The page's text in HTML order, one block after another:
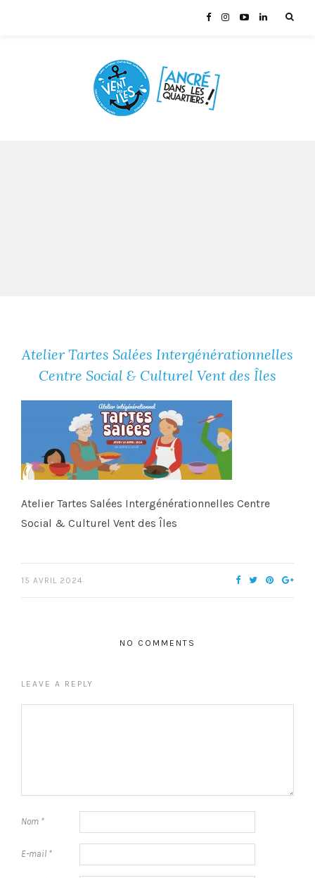
Atelier Tartes Salées Intergénérationnelles
Centre Social & Culturel Vent des Îles
Atelier Tartes Salées Intergénérationnelles Centre
Social & Culturel Vent des Îles
15 AVRIL 2024
NO COMMENTS
LEAVE A REPLY
Nom *
E-mail *